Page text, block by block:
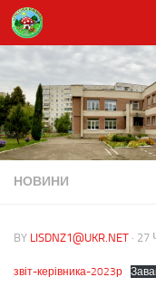
Skip to content
НОВИНИ
BY LISDNZ1@UKR.NET · 27
звіт-керівника-2023р